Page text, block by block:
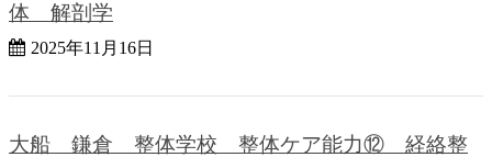
体 解剖学
2025年11月16日
大船 鎌倉 整体学校 整体ケア能力⑫ 経絡整